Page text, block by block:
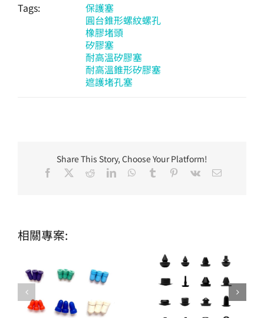
Tags:
保護塞
圓台錐形螺紋螺孔
橡膠堵頭
矽膠塞
耐高溫矽膠塞
耐高溫錐形矽膠塞
遮護堵孔塞
Share This Story, Choose Your Platform!
Facebook RedditLinkedInWhatsApp
Tumblr Pinterest
Vk Email:
相關專案: